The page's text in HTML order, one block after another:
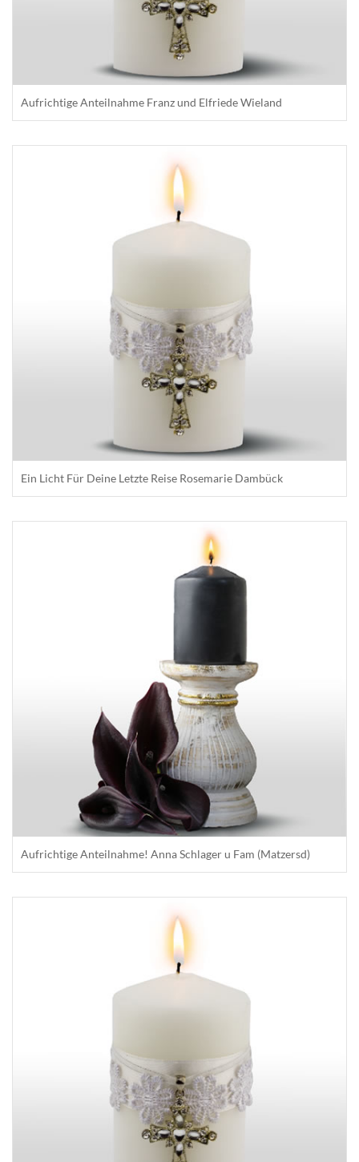
Aufrichtige Anteilnahme Franz und Elfriede Wieland
Ein Licht Für Deine Letzte Reise Rosemarie Dambück
Aufrichtige Anteilnahme! Anna Schlager u Fam (Matzersd)